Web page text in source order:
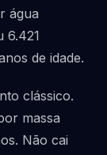
água
6.421
de idade.
clássico.
massa
Não cai